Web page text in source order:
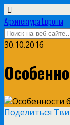
Архитектура Европы
30.10.2016
Поделиться